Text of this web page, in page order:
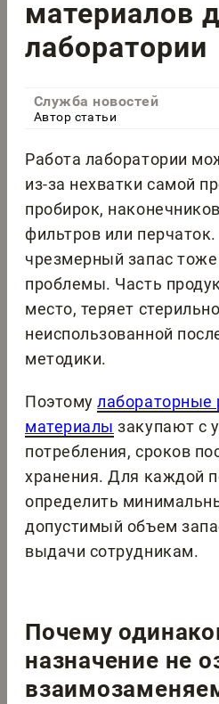
материалов
лаборатории
Служба новостей
Автор статьи
Работа лаборатории
из-за нехватки самой
пробирок,
фильтров или
чрезмерный запас тоже
проблемы. Часть
место, теряет
неиспользованной
методики.
Поэтомулабораторные
материалы закупают с
потребления, сроков
хранения. Для каждой
определить
допустимый объем
выдачи сотрудникам.
Почему
назначение не